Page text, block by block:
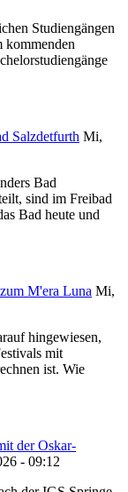
Studiengängen
kommenden
Salzdetfurth Mi,
Bad
sind im Freibad
Bad heute und
M'era Luna Mi,
hingewiesen,
mit
ist. Wie
der Oskar-
- 09:12